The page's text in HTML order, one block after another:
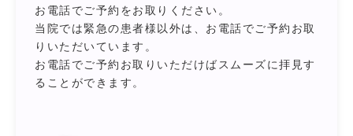
お電話でご予約をお取りください。
当院では緊急の患者様以外は、お電話でご予約お取
りいただいています。
お電話でご予約お取りいただけばスムーズに拝見す
ることができます。